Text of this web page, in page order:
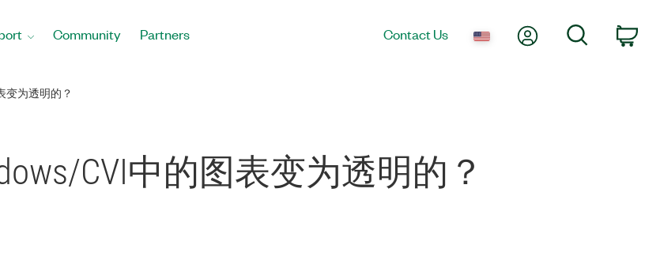
Community Partners Contact Us My AccountSearch
变为透明的？
CVI中的图表变为透明的？